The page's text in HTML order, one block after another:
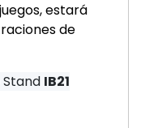
estará
de
IB21